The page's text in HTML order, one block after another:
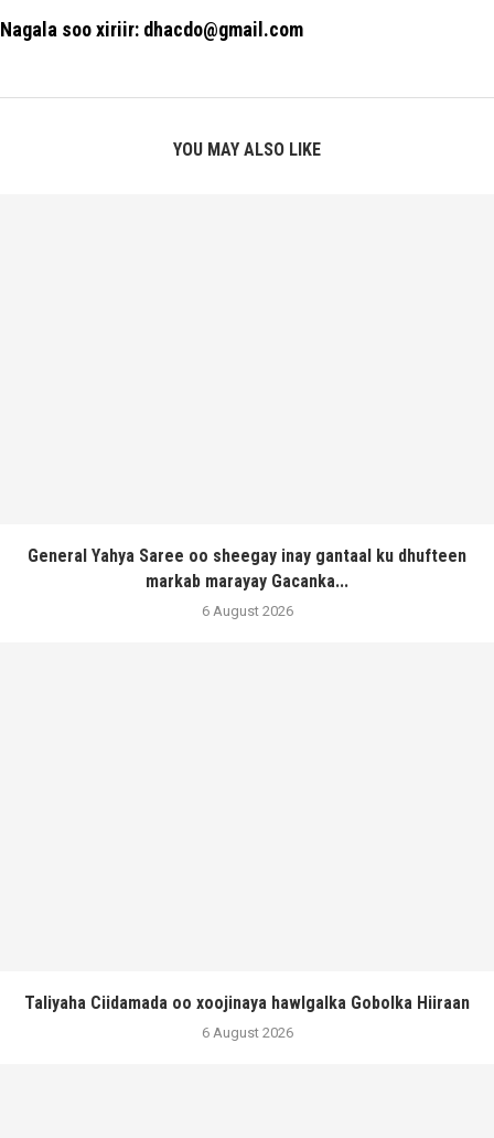
Nagala soo xiriir: dhacdo@gmail.com
YOU MAY ALSO LIKE
General Yahya Saree oo sheegay inay gantaal ku dhufteen
markab marayay Gacanka...
6 August 2026
Taliyaha Ciidamada oo xoojinaya hawlgalka Gobolka Hiiraan
6 August 2026